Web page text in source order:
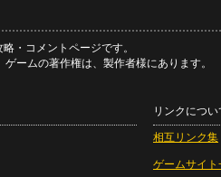
略・コメントページです。
ームの著作権は、製作者様にあります。
リンクについ
相互リンク集
ゲームサイト